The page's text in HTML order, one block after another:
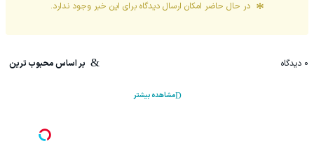
در حال حاضر امکان ارسال دیدگاه برای این خبر وجود ندارد.
0 دیدگاه بر اساس محبوب ترین
مشاهده بیشتر